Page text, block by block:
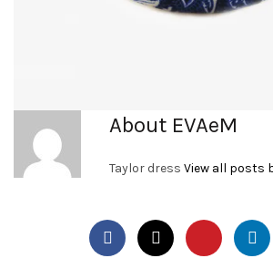
About EVAeM
Taylor dress View all posts